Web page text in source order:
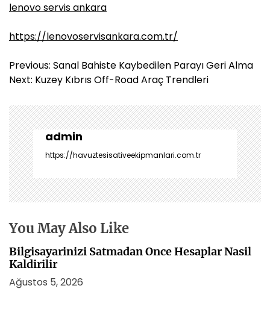
lenovo servis ankara
https://lenovoservisankara.com.tr/
Y
a
ı
g
e
z
i
n
m
s
i
Previous: Sanal Bahiste Kaybedilen Parayı Geri Alma
Next: Kuzey Kıbrıs Off-Road Araç Trendleri
admin
https://havuztesisativeekipmanlari.com.tr
You May Also Like
Bilgisayarinizi Satmadan Once Hesaplar Nasil
Kaldirilir
Ağustos 5, 2026